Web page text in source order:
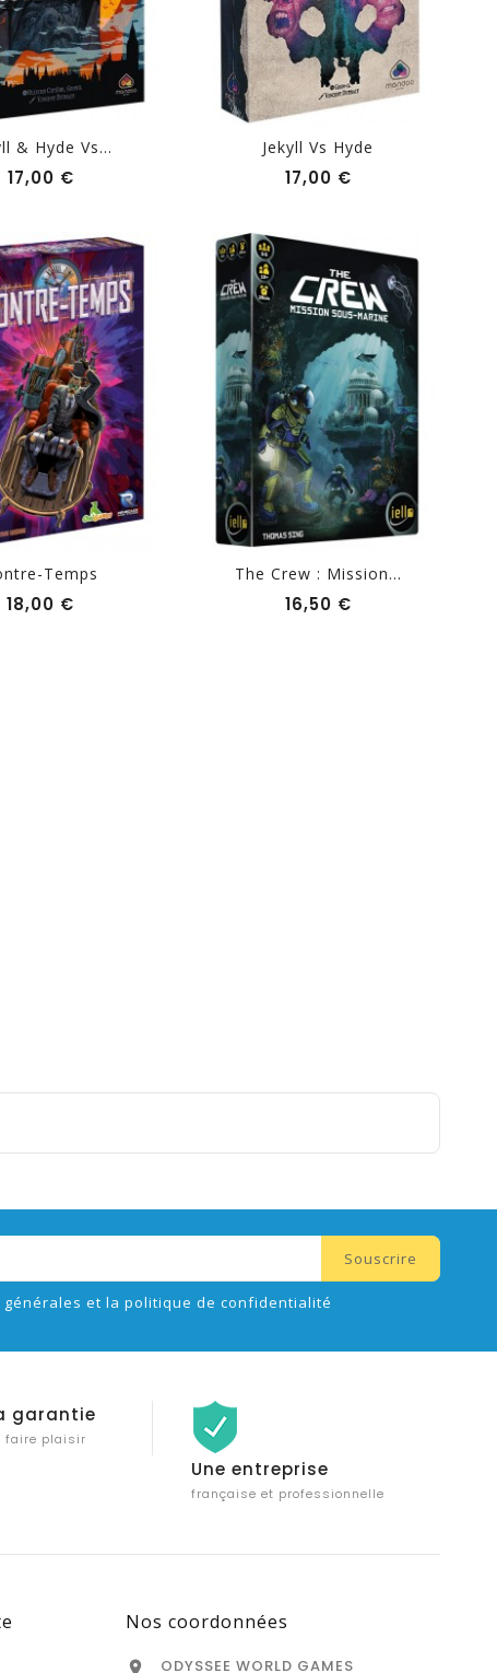
& Hyde Vs...
17,00 €Prix
Jekyll Vs Hyde
17,00 €Prix
Temps
18,00 €
The Crew : Mission...
16,50 €Prix
générales et la politique de confidentialité
garantie
faire plaisir
Une entreprise
française et professionnelle
Nos coordonnées
 ODYSSEE WORLD GAMES